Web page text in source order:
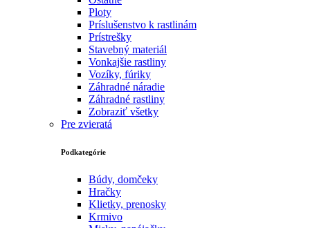
Ploty
Príslušenstvo k rastlinám
Prístrešky
Stavebný materiál
Vonkajšie rastliny
Vozíky, fúriky
Záhradné náradie
Záhradné rastliny
Zobraziť všetky
Pre zvieratá
Podkategórie
Búdy, domčeky
Hračky
Klietky, prenosky
Krmivo